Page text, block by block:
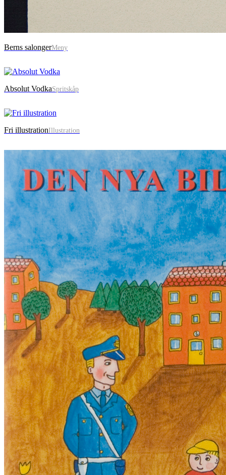
Berns salongerMeny
Absolut VodkaSpritskåp
Fri illustrationIllustration